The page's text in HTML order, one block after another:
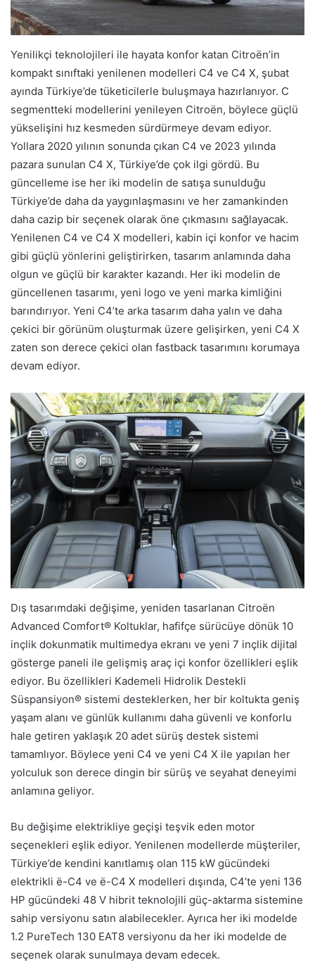
Yenilikçi teknolojileri ile hayata konfor katan Citroën’in
kompakt sınıftaki yenilenen modelleri C4 ve C4 X, şubat
ayında Türkiye’de tüketicilerle buluşmaya hazırlanıyor. C
segmentteki modellerini yenileyen Citroën, böylece güçlü
yükselişini hız kesmeden sürdürmeye devam ediyor.
Yollara 2020 yılının sonunda çıkan C4 ve 2023 yılında
pazara sunulan C4 X, Türkiye’de çok ilgi gördü. Bu
güncelleme ise her iki modelin de satışa sunulduğu
Türkiye’de daha da yaygınlaşmasını ve her zamankinden
daha cazip bir seçenek olarak öne çıkmasını sağlayacak.
Yenilenen C4 ve C4 X modelleri, kabin içi konfor ve hacim
gibi güçlü yönlerini geliştirirken, tasarım anlamında daha
olgun ve güçlü bir karakter kazandı. Her iki modelin de
güncellenen tasarımı, yeni logo ve yeni marka kimliğini
barındırıyor. Yeni C4’te arka tasarım daha yalın ve daha
çekici bir görünüm oluşturmak üzere gelişirken, yeni C4 X
zaten son derece çekici olan fastback tasarımını korumaya
devam ediyor.
Dış tasarımdaki değişime, yeniden tasarlanan Citroën
Advanced Comfort® Koltuklar, hafifçe sürücüye dönük 10
inçlik dokunmatik multimedya ekranı ve yeni 7 inçlik dijital
gösterge paneli ile gelişmiş araç içi konfor özellikleri eşlik
ediyor. Bu özellikleri Kademeli Hidrolik Destekli
Süspansiyon® sistemi desteklerken, her bir koltukta geniş
yaşam alanı ve günlük kullanımı daha güvenli ve konforlu
hale getiren yaklaşık 20 adet sürüş destek sistemi
tamamlıyor. Böylece yeni C4 ve yeni C4 X ile yapılan her
yolculuk son derece dingin bir sürüş ve seyahat deneyimi
anlamına geliyor.
Bu değişime elektrikliye geçişi teşvik eden motor
seçenekleri eşlik ediyor. Yenilenen modellerde müşteriler,
Türkiye’de kendini kanıtlamış olan 115 kW gücündeki
elektrikli ë-C4 ve ë-C4 X modelleri dışında, C4’te yeni 136
HP gücündeki 48 V hibrit teknolojili güç-aktarma sistemine
sahip versiyonu satın alabilecekler. Ayrıca her iki modelde
1.2 PureTech 130 EAT8 versiyonu da her iki modelde de
seçenek olarak sunulmaya devam edecek.